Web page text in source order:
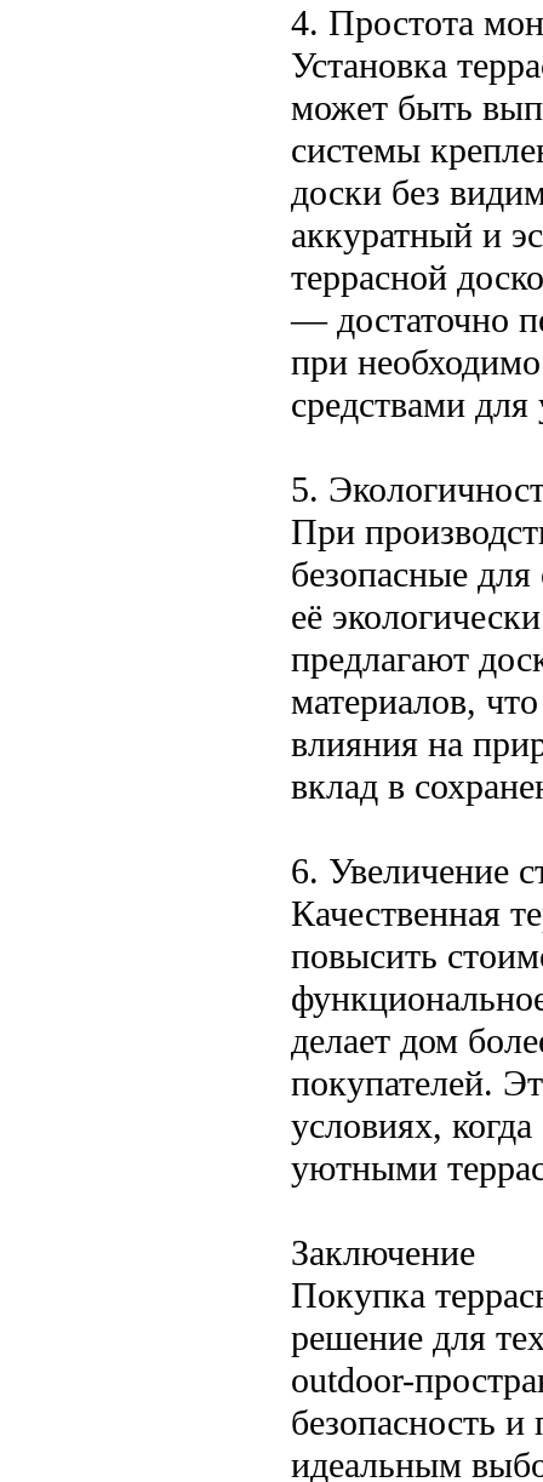
4. Простота
Установка
может быть
системы
доски без
аккуратный и
террасной
— достаточно
при
средствами для
5.
При
безопасные
её
предлагают
материалов,
влияния на
вклад в
6. Увеличение
Качественная
повысить
делает дом
покупателей.
условиях,
уютными
Заключение
Покупка
решение для
outdoor-
безопасность
идеальным